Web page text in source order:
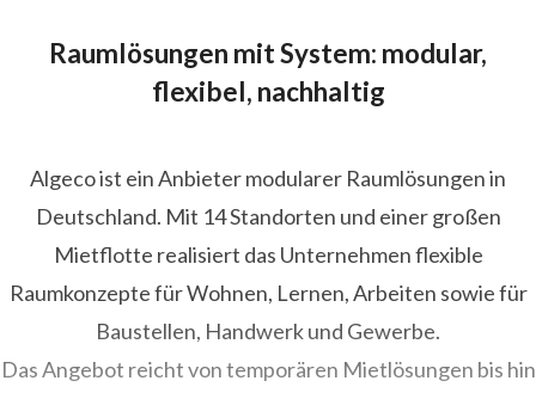
Raumlösungen mit System: modular,
flexibel, nachhaltig
Algeco ist ein Anbieter modularer Raumlösungen in
Deutschland. Mit 14 Standorten und einer großen
Mietflotte realisiert das Unternehmen flexible
Raumkonzepte für Wohnen, Lernen, Arbeiten sowie für
Baustellen, Handwerk und Gewerbe.
Das Angebot reicht von temporären Mietlösungen bis hin